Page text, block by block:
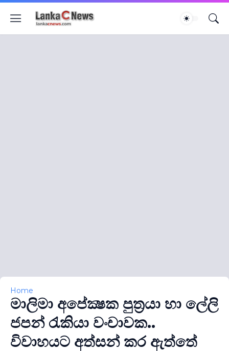
Home
මාලිමා අපේක්‍ෂක පුත‍්‍රයා හා ලේලි
ජපන් රැකියා වංචාවක..
විවාහයට අත්සන් කර ඇත්තේ